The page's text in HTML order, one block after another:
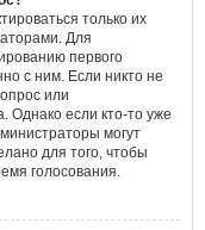
только их
Для
первого
с ним. Если никто не
или
Однако если кто-то уже
могут
для того, чтобы
голосования.